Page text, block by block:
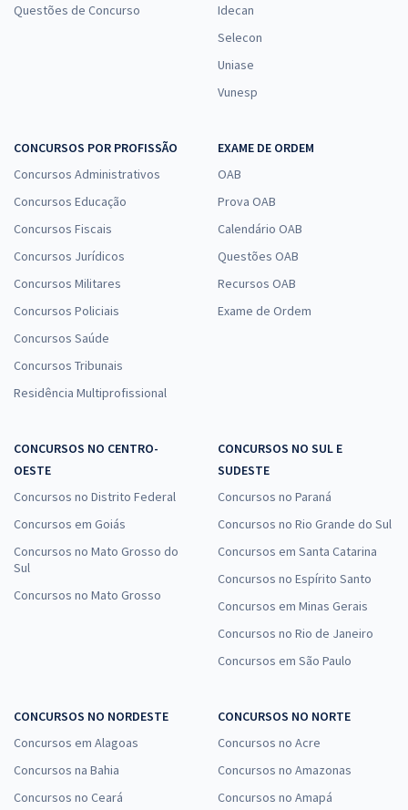
Questões de Concurso
Idecan
Selecon
Uniase
Vunesp
CONCURSOS POR PROFISSÃO
Concursos Administrativos
Concursos Educação
Concursos Fiscais
Concursos Jurídicos
Concursos Militares
Concursos Policiais
Concursos Saúde
Concursos Tribunais
Residência Multiprofissional
EXAME DE ORDEM
OAB
Prova OAB
Calendário OAB
Questões OAB
Recursos OAB
Exame de Ordem
CONCURSOS NO CENTRO-
OESTE
Concursos no Distrito Federal
Concursos em Goiás
Concursos no Mato Grosso do
Sul
Concursos no Mato Grosso
CONCURSOS NO SUL E
SUDESTE
Concursos no Paraná
Concursos no Rio Grande do Sul
Concursos em Santa Catarina
Concursos no Espírito Santo
Concursos em Minas Gerais
Concursos no Rio de Janeiro
Concursos em São Paulo
CONCURSOS NO NORDESTE
Concursos em Alagoas
Concursos na Bahia
Concursos no Ceará
CONCURSOS NO NORTE
Concursos no Acre
Concursos no Amazonas
Concursos no Amapá